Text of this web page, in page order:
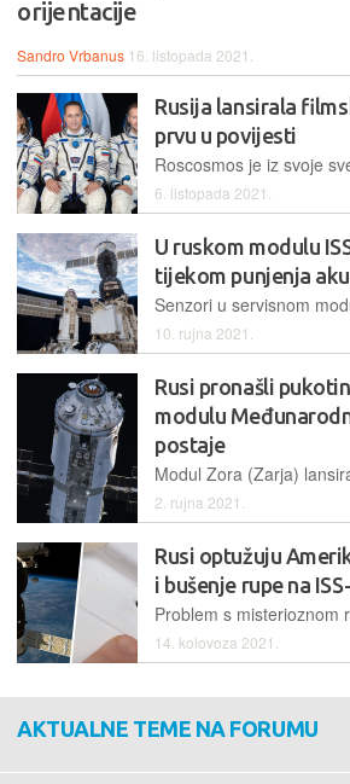
orijentacije
Sandro Vrbanus 16. listopada 2021.
Rusija lansirala
prvu u povijesti
6. listopada 2021.
U ruskom modulu
tijekom punjenja
10. rujna 2021.
Rusi pronašli
modulu
postaje
2. rujna 2021.
Rusi optužuju
i bušenje rupe na
14. kolovoza 2021.
AKTUALNE TEME NA FORUMU